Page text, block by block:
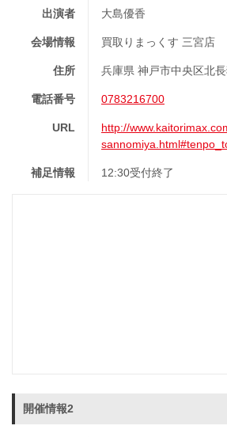
出演者 大島優香
会場情報 買取りまっくす 三宮店
住所 兵庫県 神戸市中央区北
電話番号 0783216700
URL
http://
補足情報 12:30受付終了
開催情報2